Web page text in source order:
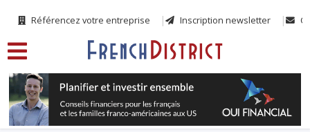
Référencez votre entreprise Inscription newsletter